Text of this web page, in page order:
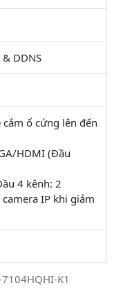
K1
DDNS
ổ cứng lên đến
HDMI (Đầu
4 kênh: 2
IP khi giảm